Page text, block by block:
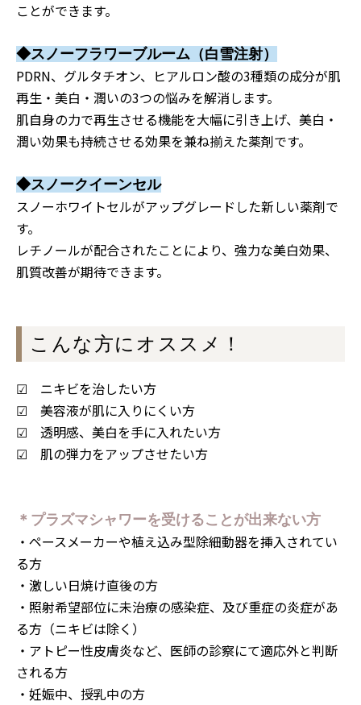
ことができます。
◆スノーフラワーブルーム（白雪注射）
PDRN、グルタチオン、ヒアルロン酸の3種類の成分が肌
再生・美白・潤いの3つの悩みを解消します。
肌自身の力で再生させる機能を大幅に引き上げ、美白・
潤い効果も持続させる効果を兼ね揃えた薬剤です。
◆スノークイーンセル
スノーホワイトセルがアップグレードした新しい薬剤で
す。
レチノールが配合されたことにより、強力な美白効果、
肌質改善が期待できます。
こんな方にオススメ！
☑ ニキビを治したい方
☑ 美容液が肌に入りにくい方
☑ 透明感、美白を手に入れたい方
☑ 肌の弾力をアップさせたい方
＊プラズマシャワーを受けることが出来ない方
・ペースメーカーや植え込み型除細動器を挿入されてい
る方
・激しい日焼け直後の方
・照射希望部位に未治療の感染症、及び重症の炎症があ
る方（ニキビは除く）
・アトピー性皮膚炎など、医師の診察にて適応外と判断
される方
・妊娠中、授乳中の方